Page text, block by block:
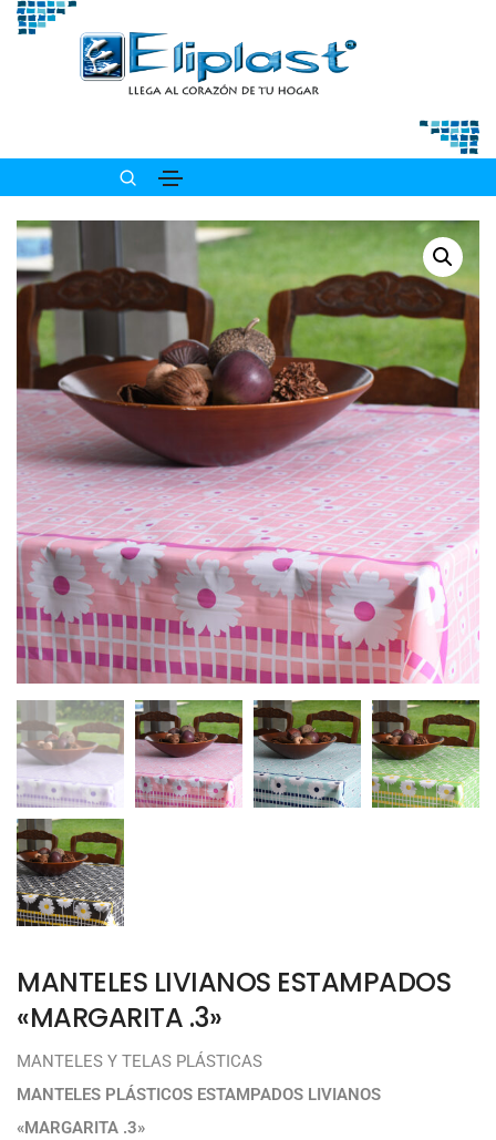
MANTELES LIVIANOS ESTAMPADOS
«MARGARITA .3»
MANTELES Y TELAS PLÁSTICAS
MANTELES PLÁSTICOS ESTAMPADOS LIVIANOS
«MARGARITA .3»